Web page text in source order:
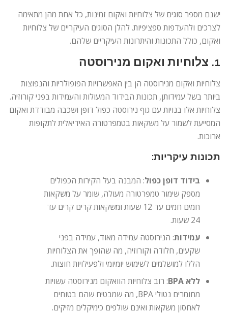
ישנם מספר סוגים של צלוחיות ואקום זמינות, כל אחת מהן מתאימה
לצרכים ולהעדפות ספציפיות. להלן הסוגים העיקריים של צלוחיות
ואקום, כולל התכונות והיתרונות העיקריים שלהם.
1. צלוחיות ואקום מנירוסטה
צלוחיות ואקום מנירוסטה הן בין האפשרויות הפופולריות והנפוצות
ביותר בשל עמידותן, תכונות הבידוד המעולות והעמידות בפני קורוזיה.
צלוחיות אלו בנויות עם גוף נירוסטה כפול דופן ושכבה מבודדת ואקום
המסייעת לשמור על משקאות בטמפרטורה האידיאלית לתקופות
ארוכות.
תכונות עיקריות:
בידוד דופן כפול: המבנה בעל הקירות הכפולים
מספק שימור טמפרטורה מעולה, שומר על משקאות
חמים חמים עד 12 שעות ומשקאות קרים קרים עד
24 שעות.
עמידות: הנירוסטה עמידה מאוד, עמידה בפני
שקעים, חלודה וקורוזיה, מה שהופך את הצלוחיות
הללו למושלמים לשימוש יומיומי ולפעילויות חוצות.
ללא BPA
: רוב צלוחיות הוואקום מנירוסטה עשויות
מחומרים נטולי BPA, מה שמבטיח שהם בטוחים
לאחסון משקאות ואינם שולפים כימיקלים מזיקים.